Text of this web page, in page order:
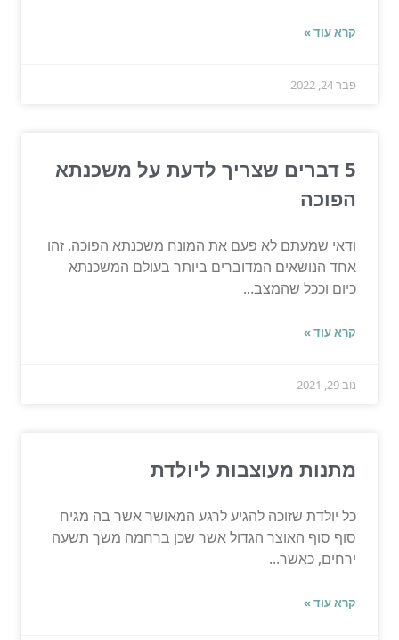
קרא עוד »
פבר 24, 2022
5 דברים שצריך לדעת על משכנתא
הפוכה
ודאי שמעתם לא פעם את המונח משכנתא הפוכה. זהו
אחד הנושאים המדוברים ביותר בעולם המשכנתא
כיום וככל שהמצב...
קרא עוד »
נוב 29, 2021
מתנות מעוצבות ליולדת
כל יולדת שזוכה להגיע לרגע המאושר אשר בה מגיח
סוף סוף האוצר הגדול אשר שכן ברחמה משך תשעה
ירחים, כאשר...
קרא עוד »